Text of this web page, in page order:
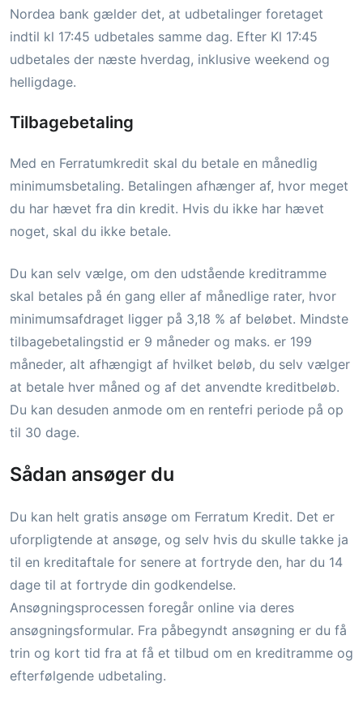
Nordea bank gælder det, at udbetalinger foretaget
indtil kl 17:45 udbetales samme dag. Efter Kl 17:45
udbetales der næste hverdag, inklusive weekend og
helligdage.
Tilbagebetaling
Med en Ferratumkredit skal du betale en månedlig
minimumsbetaling. Betalingen afhænger af, hvor meget
du har hævet fra din kredit. Hvis du ikke har hævet
noget, skal du ikke betale.
Du kan selv vælge, om den udstående kreditramme
skal betales på én gang eller af månedlige rater, hvor
minimumsafdraget ligger på 3,18 % af beløbet. Mindste
tilbagebetalingstid er 9 måneder og maks. er 199
måneder, alt afhængigt af hvilket beløb, du selv vælger
at betale hver måned og af det anvendte kreditbeløb.
Du kan desuden anmode om en rentefri periode på op
til 30 dage.
Sådan ansøger du
Du kan helt gratis ansøge om Ferratum Kredit. Det er
uforpligtende at ansøge, og selv hvis du skulle takke ja
til en kreditaftale for senere at fortryde den, har du 14
dage til at fortryde din godkendelse.
Ansøgningsprocessen foregår online via deres
ansøgningsformular. Fra påbegyndt ansøgning er du få
trin og kort tid fra at få et tilbud om en kreditramme og
efterfølgende udbetaling.